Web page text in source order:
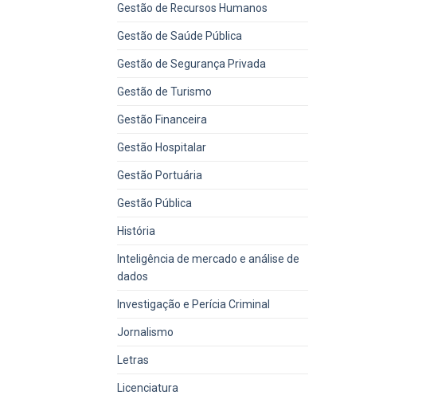
Gestão de Recursos Humanos
Gestão de Saúde Pública
Gestão de Segurança Privada
Gestão de Turismo
Gestão Financeira
Gestão Hospitalar
Gestão Portuária
Gestão Pública
História
Inteligência de mercado e análise de
dados
Investigação e Perícia Criminal
Jornalismo
Letras
Licenciatura